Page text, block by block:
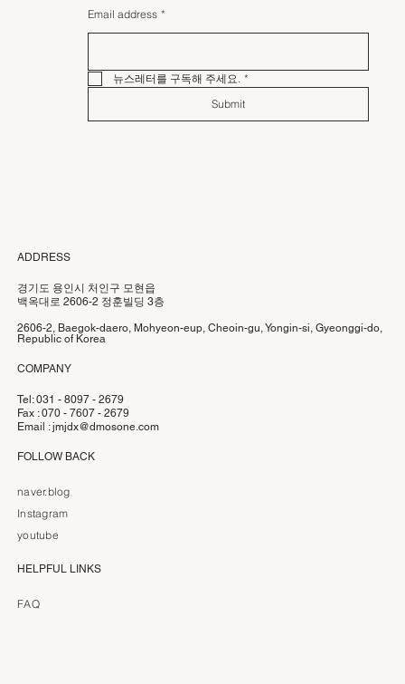
Email address *
뉴스레터를 구독해 주세요.
*
Submit
ADDRESS
경기도 용인시 처인구 모현읍
백옥대로 2606-2 정훈빌딩 3층
2606-2, Baegok-daero, Mohyeon-eup, Cheoin-gu, Yongin-si, Gyeonggi-do,
Republic of Korea
COMPANY
Tel: 031 - 8097 - 2679
Fax : 070 - 7607 - 2679
Email :jmjdx@dmosone.com
FOLLOW BACK
naver.blog
Instagram
youtube
HELPFUL LINKS
FAQ